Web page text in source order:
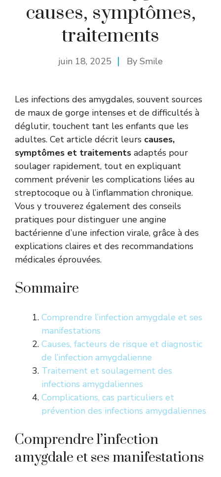
causes, symptômes,
traitements
juin 18, 2025 By Smile
Les infections des amygdales, souvent sources
de maux de gorge intenses et de difficultés à
déglutir, touchent tant les enfants que les
adultes. Cet article décrit leurs causes,
symptômes et traitements adaptés pour
soulager rapidement, tout en expliquant
comment prévenir les complications liées au
streptocoque ou à l’inflammation chronique.
Vous y trouverez également des conseils
pratiques pour distinguer une angine
bactérienne d’une infection virale, grâce à des
explications claires et des recommandations
médicales éprouvées.
Sommaire
Comprendre l’infection amygdale et ses
manifestations
Causes, facteurs de risque et diagnostic
de l’infection amygdalienne
Traitement et soulagement des
infections amygdaliennes
Complications, cas particuliers et
prévention des infections amygdaliennes
Comprendre l’infection
amygdale et ses manifestations